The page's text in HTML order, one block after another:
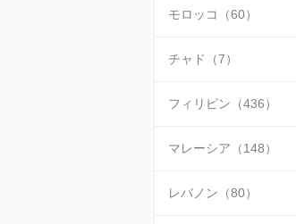
モロッコ（60）
チャド（7）
フィリピン（436）
マレーシア（148）
レバノン（80）